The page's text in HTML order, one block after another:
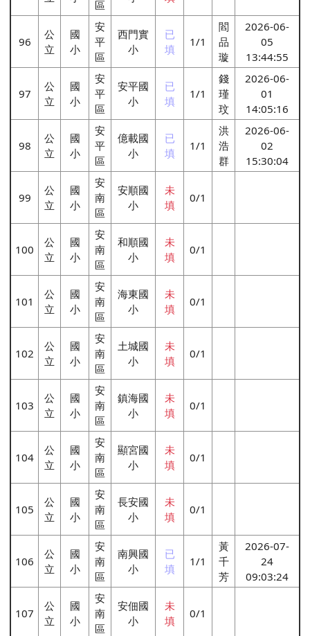
區
96
公
立
國
小
安
平
區
西門實
小
已
填
1/1
閻
品
璇
2026-06-
05
13:44:55
97
公
立
國
小
安
平
區
安平國
小
已
填
1/1
錢
瑾
玟
2026-06-
01
14:05:16
98
公
立
國
小
安
平
區
億載國
小
已
填
1/1
洪
浩
群
2026-06-
02
15:30:04
99
公
立
國
小
安
南
區
安順國
小
未
填
0/1
100
公
立
國
小
安
南
區
和順國
小
未
填
0/1
101
公
立
國
小
安
南
區
海東國
小
未
填
0/1
102
公
立
國
小
安
南
區
土城國
小
未
填
0/1
103
公
立
國
小
安
南
區
鎮海國
小
未
填
0/1
104
公
立
國
小
安
南
區
顯宮國
小
未
填
0/1
105
公
立
國
小
安
南
區
長安國
小
未
填
0/1
106
公
立
國
小
安
南
區
南興國
小
已
填
1/1
黃
千
芳
2026-07-
24
09:03:24
107
公
立
國
小
安
南
區
安佃國
小
未
填
0/1